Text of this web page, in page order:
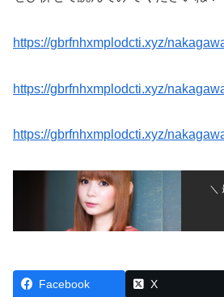
https://gbrfnhxmplodcti.xyz/
https://gbrfnhxmplodcti.xyz/
https://gbrfnhxmplodcti.xyz/
＼
Facebook X